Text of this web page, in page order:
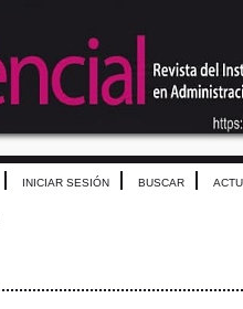
INICIAR SESIÓN BUSCAR